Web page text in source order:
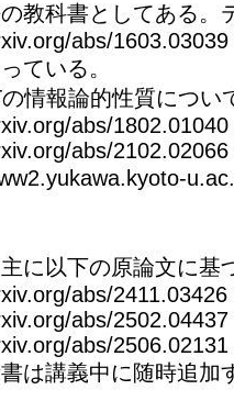
教科書としてある。
abs/1603.03039
ている。
情報論的性質につい
abs/1802.01040
abs/2102.02066
に以下の原論文に基
abs/2411.03426
abs/2502.04437
abs/2506.02131
は講義中に随時追加